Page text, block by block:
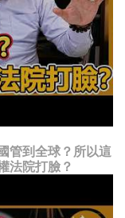
管到全球？所以這
法院打臉？